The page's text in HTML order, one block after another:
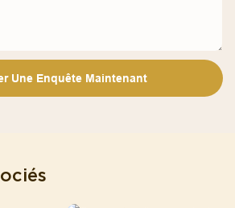
Une Enquête Maintenant